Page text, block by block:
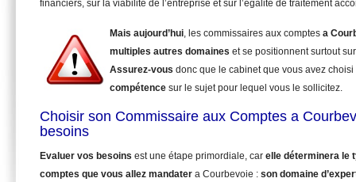
financiers, sur la viabilité de l’entreprise et sur l’égalité de traitement
Mais aujourd’hui, les commissaires aux comptes a
multiples autres domaines et se positionnent surtout
Assurez-vous donc que le cabinet que vous avez
compétence sur le sujet pour lequel vous le sollicitez.
Choisir son Commissaire aux Comptes a
besoins
Evaluer vos besoins est une étape primordiale, car elle déterminera le
comptes que vous allez mandater a Courbevoie : son domaine